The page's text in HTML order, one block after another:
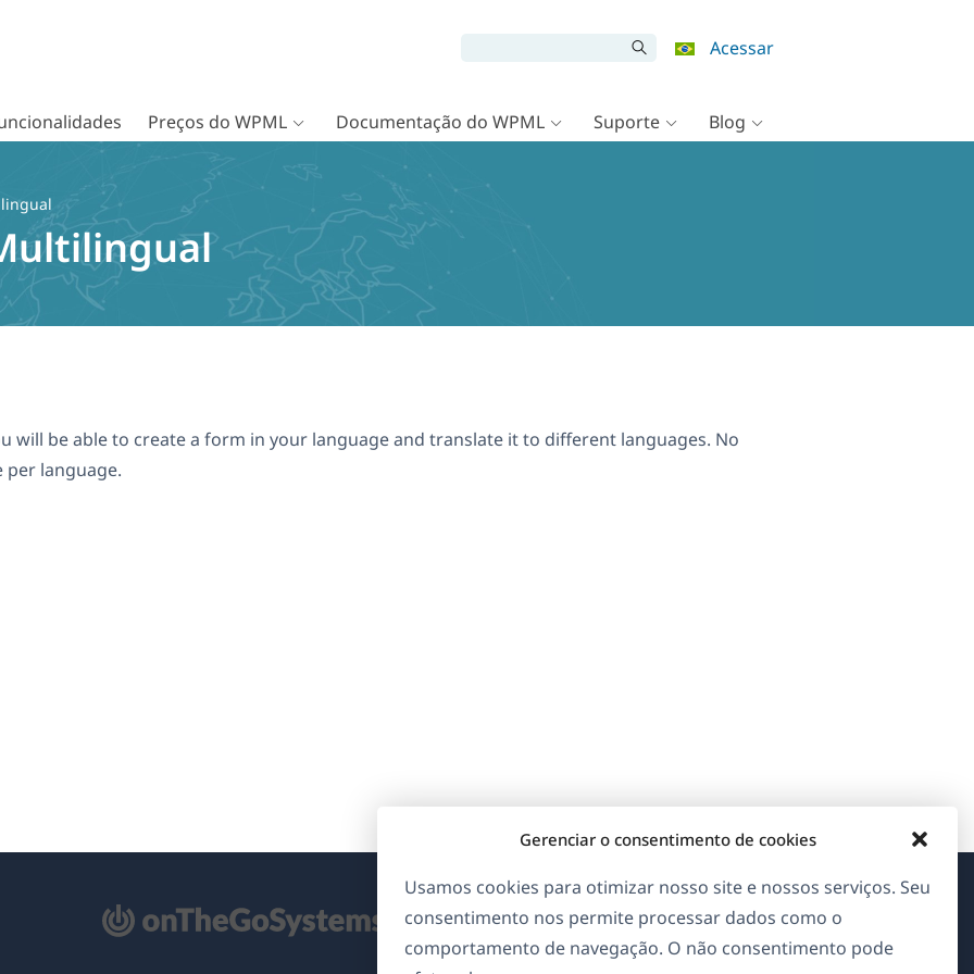
Gerenciar o consentimento de cookies
Usamos cookies para otimizar nosso site e nossos serviços. Seu
consentimento nos permite processar dados como o
comportamento de navegação. O não consentimento pode
Acessar
Preços do WPML Documentação do WPML Suporte Blog
will be able to create a form in your language and translate it to different languages. No
per language.
Sobre o WPML
GDPR & Política de Privacidade